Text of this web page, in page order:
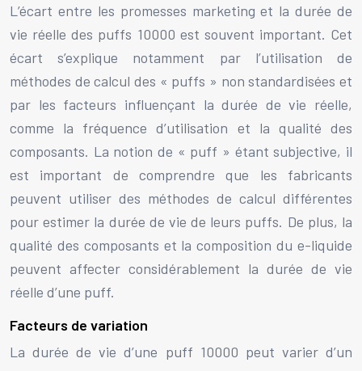
L’écart entre les promesses marketing et la durée de
vie réelle des puffs 10000 est souvent important. Cet
écart s’explique notamment par l’utilisation de
méthodes de calcul des « puffs » non standardisées et
par les facteurs influençant la durée de vie réelle,
comme la fréquence d’utilisation et la qualité des
composants. La notion de « puff » étant subjective, il
est important de comprendre que les fabricants
peuvent utiliser des méthodes de calcul différentes
pour estimer la durée de vie de leurs puffs. De plus, la
qualité des composants et la composition du e-liquide
peuvent affecter considérablement la durée de vie
réelle d’une puff.
Facteurs de variation
La durée de vie d’une puff 10000 peut varier d’un